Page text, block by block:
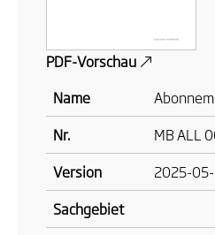
PDF-Vorschau
Name
Nr.
MB ALL
Version
2025-
Sachgebiet